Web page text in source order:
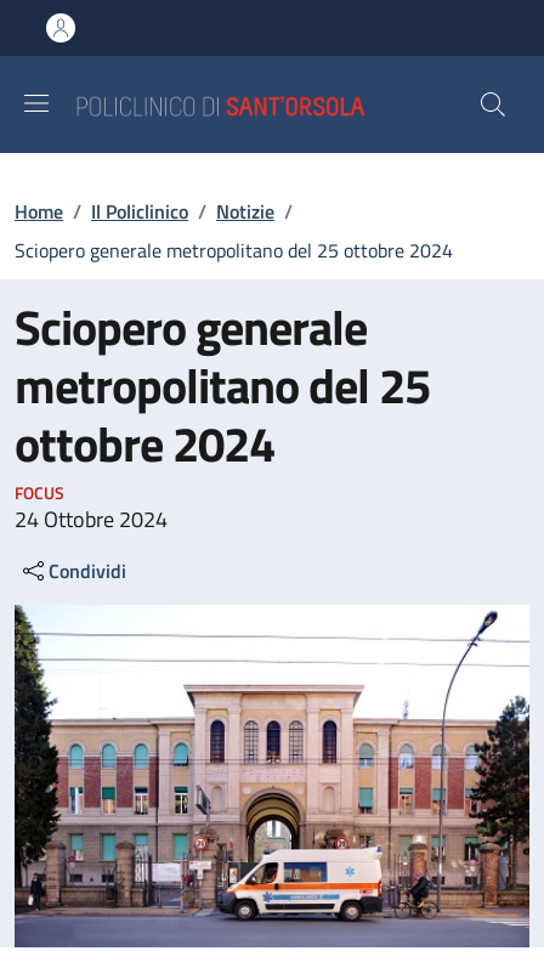
al contenuto principale
to footer content
Briciole di pane
Home / Il Policlinico / Notizie /
Sciopero generale metropolitano del 25 ottobre 2024
Sciopero generale
metropolitano del 25
ottobre 2024
FOCUS
24 Ottobre 2024
Condividi